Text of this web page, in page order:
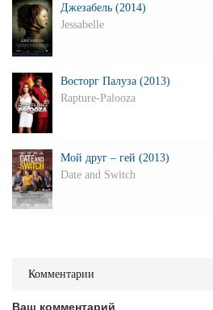
Джезабель (2014)
Jessabelle
Восторг Палуза (2013)
Rapture-Palooza
Мой друг – гей (2013)
Date and Switch
Комментарии
Ваш комментарий